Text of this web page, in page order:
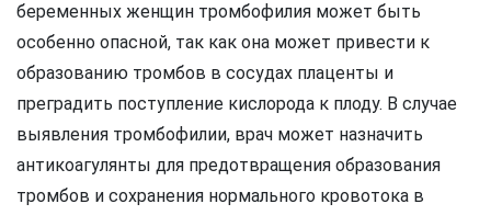
беременных женщин тромбофилия может быть
особенно опасной, так как она может привести к
образованию тромбов в сосудах плаценты и
преградить поступление кислорода к плоду. В случае
выявления тромбофилии, врач может назначить
антикоагулянты для предотвращения образования
тромбов и сохранения нормального кровотока в